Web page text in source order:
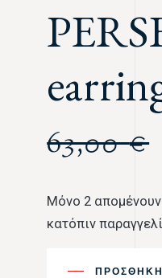
63,00€
Μόνο 2
κατόπιν